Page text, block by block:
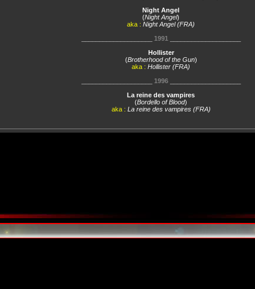
Night Angel
(Night Angel)
aka : Night Angel (FRA)
1991
Hollister
(Brotherhood of the Gun)
aka : Hollister (FRA)
1996____________________
La reine des vampires
(Bordello of Blood)
aka : La reine des vampires (FRA)